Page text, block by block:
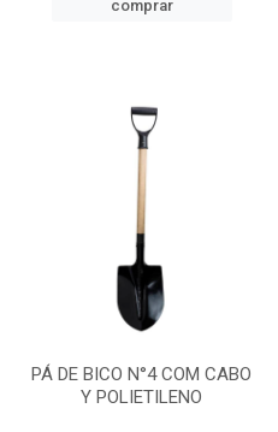
comprar
PÁ DE BICO N°4 COM CABO
Y POLIETILENO